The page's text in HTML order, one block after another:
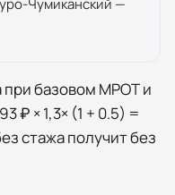
при базовом МРОТ и
₽ × 1,3× (1 + 0.5) =
стажа получит без